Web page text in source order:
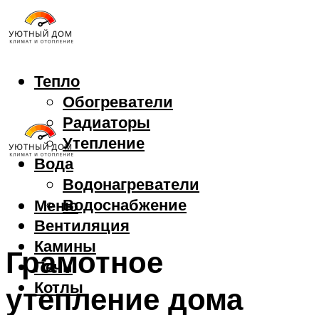
Тепло
Обогреватели
Радиаторы
Утепление
Вода
Водонагреватели
Водоснабжение
Вентиляция
Камины
Печи
Котлы
Меню
Грамотное
утепление дома